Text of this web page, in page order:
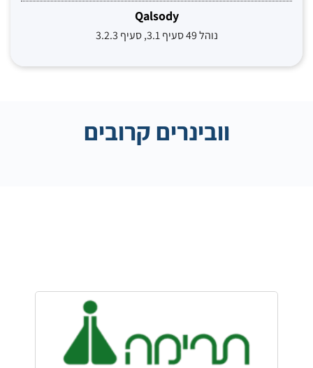
Qalsody
נוהל 49 סעיף 3.1, סעיף 3.2.3
וובינרים קרובים